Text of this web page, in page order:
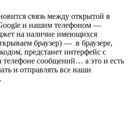
связь между открытой в
и нашим телефоном —
на наличие имеющихся
браузер) — в браузере,
предстанет интерфейс с
сообщений… а это и есть
и отправлять все наши